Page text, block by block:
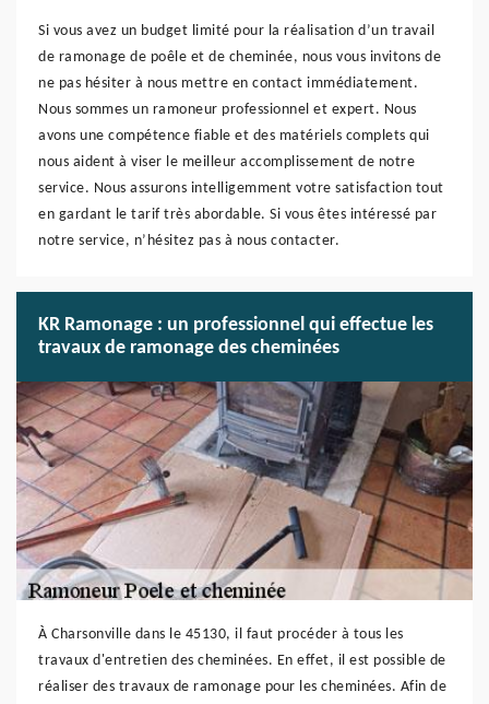
Si vous avez un budget limité pour la réalisation d’un travail
de ramonage de poêle et de cheminée, nous vous invitons de
ne pas hésiter à nous mettre en contact immédiatement.
Nous sommes un ramoneur professionnel et expert. Nous
avons une compétence fiable et des matériels complets qui
nous aident à viser le meilleur accomplissement de notre
service. Nous assurons intelligemment votre satisfaction tout
en gardant le tarif très abordable. Si vous êtes intéressé par
notre service, n’hésitez pas à nous contacter.
KR Ramonage : un professionnel qui effectue les
travaux de ramonage des cheminées
À Charsonville dans le 45130, il faut procéder à tous les
travaux d'entretien des cheminées. En effet, il est possible de
réaliser des travaux de ramonage pour les cheminées. Afin de